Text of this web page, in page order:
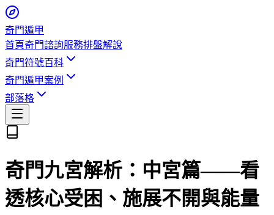
奇門遁甲
首頁奇門諮詢服務排盤解說
奇門符號百科
奇門遁甲案例
部落格
奇門九宮解析：中宮篇——看
透核心受困、施展不開與能量